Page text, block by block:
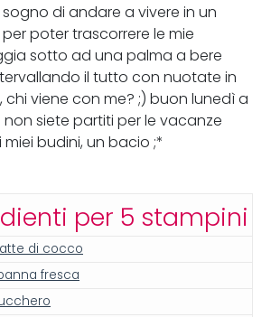
di andare a vivere in un
poter trascorrere le mie
sotto ad una palma a bere
il tutto con nuotate in
chi viene con me? ;) buon lunedì a
siete partiti per le vacanze
budini, un bacio ;*
per 5 stampini
latte di cocco
fresca